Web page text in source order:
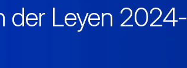
der Leyen 2024-